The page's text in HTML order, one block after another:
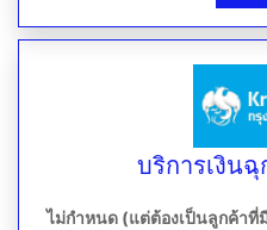
บริการเงินฉุ
ไม่กำหนด (แต่ต้องเป็นลูกค้าที่